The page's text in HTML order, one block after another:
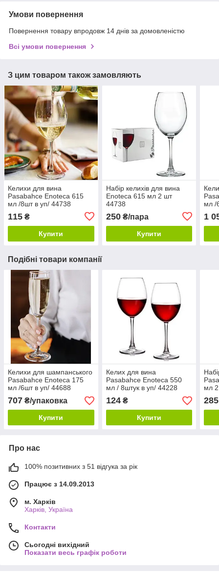
Умови повернення
Повернення товару впродовж 14 днів за домовленістю
Всі умови повернення
З цим товаром також замовляють
Келихи для вина
Pasabahce Enoteca 615
мл /8шт в уп/ 44738
115 ₴
Купити
Набір келихів для вина
Enoteca 615 мл 2 шт
44738
250₴/пара
Купити
мл /
1
Подібні товари компанії
Келихи для шампанського
Pasabahce Enoteca 175
мл /6шт в уп/ 44688
707 ₴/упаковка
Купити
Келих для вина
Pasabahce Enoteca 550
мл / 8штук в уп/ 44228
124₴
Купити
мл
285
Про нас
100% позитивних з 51 відгука за рік
Працює з 14.09.2013
м. Харків
Харків, Україна
Контакти
Сьогодні вихідний
Показати весь графік роботи